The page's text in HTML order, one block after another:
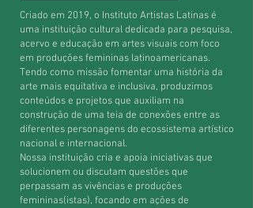
Criado em 2019, o Instituto Artistas Latinas é
uma instituição cultural dedicada para pesquisa,
acervo e educação em artes visuais com foco
em produções femininas latinoamericanas.
Tendo como missão fomentar uma história da
arte mais equitativa e inclusiva, produzimos
conteúdos e projetos que auxiliam na
construção de uma teia de conexões entre as
diferentes personagens do ecossistema artístico
nacional e internacional.
Nossa instituição cria e apoia iniciativas que
solucionem ou discutam questões que
perpassam as vivências e produções
femininas(istas), focando em ações de